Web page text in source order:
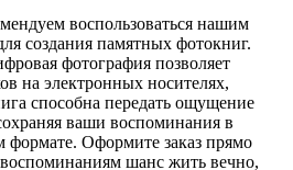
воспользоваться нашим
создания памятных фотокниг.
фотография позволяет
на электронных носителях,
способна передать ощущение
ваши воспоминания в
формате. Оформите заказ прямо
шанс жить вечно,